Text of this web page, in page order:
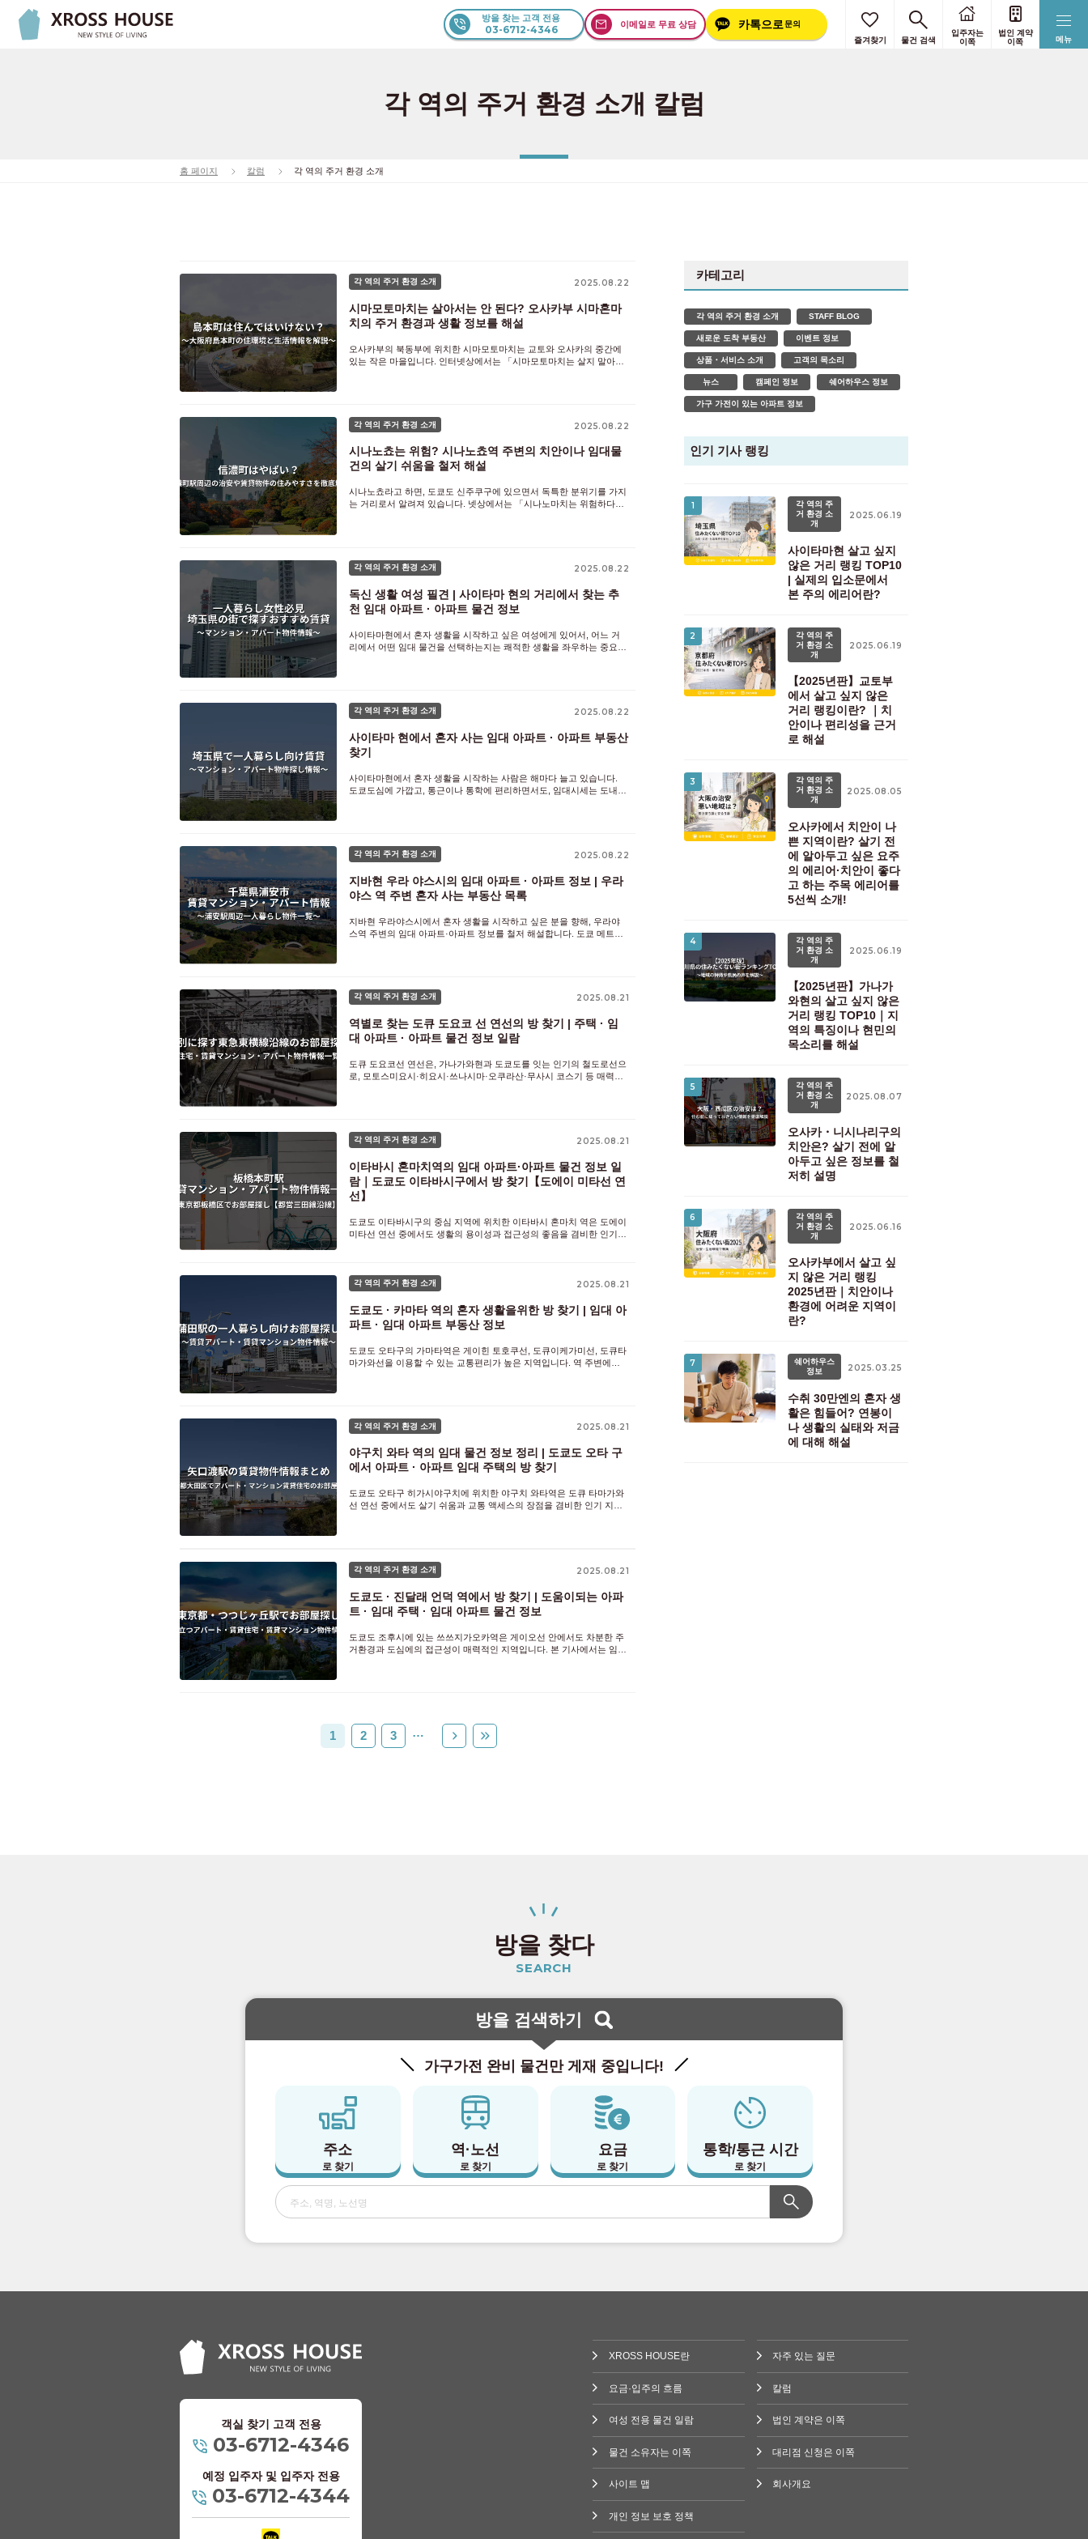
메뉴
방을 찾는 고객 전용
03-6712-4346 이메일로 무료 상담 카톡으로문의
즐겨찾기
물건 검색
입주자는
이쪽
법인 계약
이쪽
각 역의 주거 환경 소개 칼럼
홈 페이지 칼럼 각 역의 주거 환경 소개
각 역의 주거 환경 소개 2025.08.22
시마모토마치는 살아서는 안 된다? 오사카부 시마혼마
치의 주거 환경과 생활 정보를 해설
오사카부의 북동부에 위치한 시마모토마치는 교토와 오사카의 중간에
있는 작은 마을입니다. 인터넷상에서는 「시마모토마치는 살지 말아야
각 역의 주거 환경 소개 2025.08.22
시나노쵸는 위험? 시나노쵸역 주변의 치안이나 임대물
건의 살기 쉬움을 철저 해설
시나노쵸라고 하면, 도쿄도 신주쿠구에 있으면서 독특한 분위기를 가지
는 거리로서 알려져 있습니다. 넷상에서는 「시나노마치는 위험하다」
각 역의 주거 환경 소개 2025.08.22
독신 생활 여성 필견 | 사이타마 현의 거리에서 찾는 추
천 임대 아파트 · 아파트 물건 정보
사이타마현에서 혼자 생활을 시작하고 싶은 여성에게 있어서, 어느 거
리에서 어떤 임대 물건을 선택하는지는 쾌적한 생활을 좌우하는 중요한
각 역의 주거 환경 소개 2025.08.22
사이타마 현에서 혼자 사는 임대 아파트 · 아파트 부동산
찾기
사이타마현에서 혼자 생활을 시작하는 사람은 해마다 늘고 있습니다.
도쿄도심에 가깝고, 통근이나 통학에 편리하면서도, 임대시세는 도내보
각 역의 주거 환경 소개 2025.08.22
지바현 우라 야스시의 임대 아파트 · 아파트 정보 | 우라
야스 역 주변 혼자 사는 부동산 목록
지바현 우라야스시에서 혼자 생활을 시작하고 싶은 분을 향해, 우라야
스역 주변의 임대 아파트·아파트 정보를 철저 해설합니다. 도쿄 메트로
각 역의 주거 환경 소개 2025.08.21
역별로 찾는 도큐 도요코 선 연선의 방 찾기 | 주택 · 임
대 아파트 · 아파트 물건 정보 일람
도큐 도요코선 연선은, 가나가와현과 도쿄도를 잇는 인기의 철도로선으
로, 모토스미요시·히요시·쓰나시마·오쿠라산·무사시 코스기 등 매력적
각 역의 주거 환경 소개 2025.08.21
이타바시 혼마치역의 임대 아파트·아파트 물건 정보 일
람｜도쿄도 이타바시구에서 방 찾기【도에이 미타선 연
선】
도쿄도 이타바시구의 중심 지역에 위치한 이타바시 혼마치 역은 도에이
미타선 연선 중에서도 생활의 용이성과 접근성의 좋음을 겸비한 인기
각 역의 주거 환경 소개 2025.08.21
도쿄도 · 카마타 역의 혼자 생활을위한 방 찾기 | 임대 아
파트 · 임대 아파트 부동산 정보
도쿄도 오타구의 가마타역은 게이힌 토호쿠선, 도큐이케가미선, 도큐타
마가와선을 이용할 수 있는 교통편리가 높은 지역입니다. 역 주변에는
각 역의 주거 환경 소개 2025.08.21
야구치 와타 역의 임대 물건 정보 정리 | 도쿄도 오타 구
에서 아파트 · 아파트 임대 주택의 방 찾기
도쿄도 오타구 히가시야구치에 위치한 야구치 와타역은 도큐 타마가와
선 연선 중에서도 살기 쉬움과 교통 액세스의 장점을 겸비한 인기 지역
각 역의 주거 환경 소개 2025.08.21
도쿄도 · 진달래 언덕 역에서 방 찾기 | 도움이되는 아파
트 · 임대 주택 · 임대 아파트 물건 정보
도쿄도 조후시에 있는 쓰쓰지가오카역은 게이오선 안에서도 차분한 주
거환경과 도심에의 접근성이 매력적인 지역입니다. 본 기사에서는 임대
1 2 3 …
카테고리
각 역의 주거 환경 소개 STAFF BLOG
새로운 도착 부동산 이벤트 정보
상품・서비스 소개 고객의 목소리
뉴스 캠페인 정보 쉐어하우스 정보
가구 가전이 있는 아파트 정보
인기 기사 랭킹
1
각 역의 주
거 환경 소
개
2025.06.19
사이타마현 살고 싶지
않은 거리 랭킹 TOP10
| 실제의 입소문에서
본 주의 에리어란?
2
각 역의 주
거 환경 소
개
2025.06.19
【2025년판】교토부
에서 살고 싶지 않은
거리 랭킹이란? ｜치
안이나 편리성을 근거
로 해설
3
각 역의 주
거 환경 소
개
2025.08.05
오사카에서 치안이 나
쁜 지역이란? 살기 전
에 알아두고 싶은 요주
의 에리어·치안이 좋다
고 하는 주목 에리어를
5선씩 소개!
4
각 역의 주
거 환경 소
개
2025.06.19
【2025년판】가나가
와현의 살고 싶지 않은
거리 랭킹 TOP10｜지
역의 특징이나 현민의
목소리를 해설
5
각 역의 주
거 환경 소
개
2025.08.07
오사카・니시나리구의
치안은? 살기 전에 알
아두고 싶은 정보를 철
저히 설명
6
각 역의 주
거 환경 소
개
2025.06.16
오사카부에서 살고 싶
지 않은 거리 랭킹
2025년판｜치안이나
환경에 어려운 지역이
란?
7
쉐어하우스
정보
2025.03.25
수취 30만엔의 혼자 생
활은 힘들어? 연봉이
나 생활의 실태와 저금
에 대해 해설
방을 찾다
SEARCH
방을 검색하기
가구가전 완비 물건만 게재 중입니다!
주소
로 찾기
역·노선
로 찾기
요금
로 찾기
통학/통근 시간
로 찾기
객실 찾기 고객 전용
03-6712-4346
예정 입주자 및 입주자 전용
03-6712-4344
XROSS HOUSE란 자주 있는 질문
요금·입주의 흐름 칼럼
여성 전용 물건 일람 법인 계약은 이쪽
물건 소유자는 이쪽 대리점 신청은 이쪽
사이트 맵 회사개요
개인 정보 보호 정책